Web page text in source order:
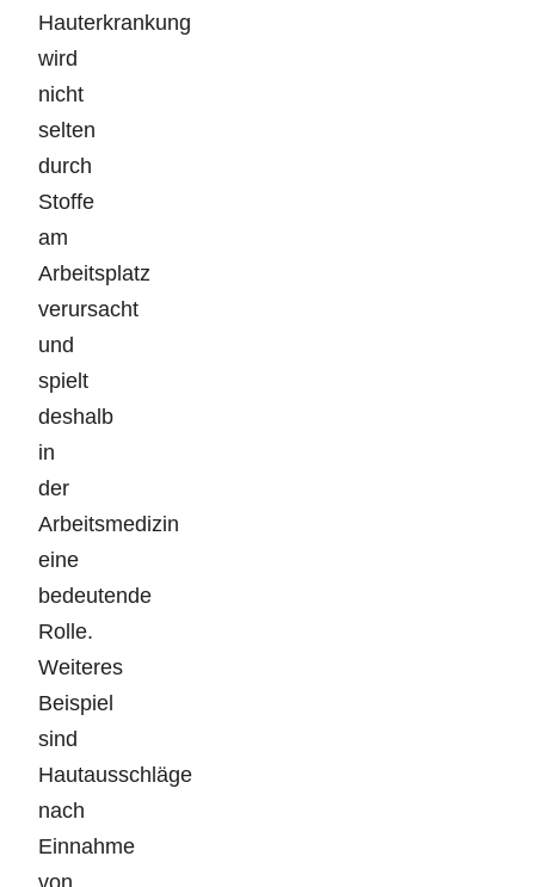
Hauterkrankung
wird
nicht
selten
durch
Stoffe
am
Arbeitsplatz
verursacht
und
spielt
deshalb
in
der
Arbeitsmedizin
eine
bedeutende
Rolle.
Weiteres
Beispiel
sind
Hautausschläge
nach
Einnahme
von